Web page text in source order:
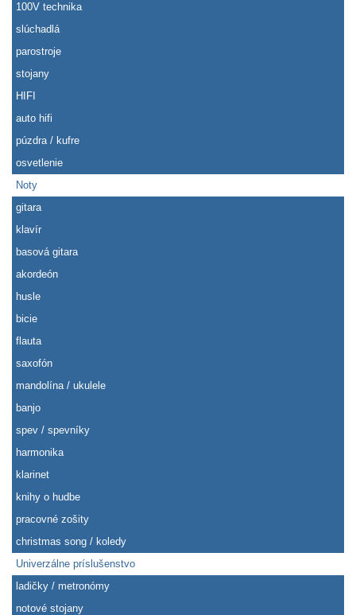
100V technika
slúchadlá
parostroje
stojany
HIFI
auto hifi
púzdra / kufre
osvetlenie
Noty
gitara
klavír
basová gitara
akordeón
husle
bicie
flauta
saxofón
mandolína / ukulele
banjo
spev / spevníky
harmonika
klarinet
knihy o hudbe
pracovné zošity
christmas song / koledy
Univerzálne príslušenstvo
ladičky / metronómy
notové stojany